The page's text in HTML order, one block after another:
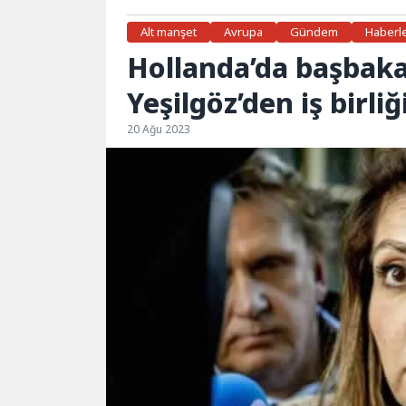
Alt manşet Avrupa Gündem
Hollanda’da
Yeşilgöz’den iş
20 Ağu 2023